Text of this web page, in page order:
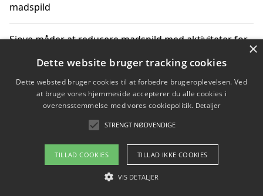
madspild
Sjove måder at reducere madspild med aktiviteter for
Hvor finder jeg nemme måltidskasser i Vejle
Om / kontakt
Blog Betingelser
×
Dette website bruger tracking cookies
Dette websted bruger cookies til at forbedre brugeroplevelsen. Ved
at bruge vores hjemmeside accepterer du alle cookies i
overensstemmelse med vores cookiepolitik. Detaljer
STRENGT NØDVENDIGE
TILLAD COOKIES TILLAD IKKE COOKIES
VIS DETALJER